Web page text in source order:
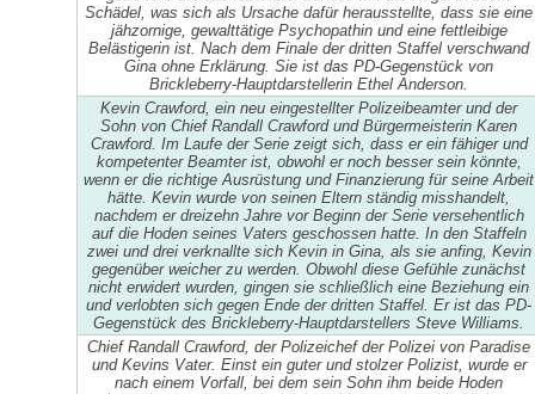
Schädel, was sich als Ursache dafür herausstellte, dass sie eine
jähzornige, gewalttätige Psychopathin und eine fettleibige
Belästigerin ist. Nach dem Finale der dritten Staffel verschwand
Gina ohne Erklärung. Sie ist das PD-Gegenstück von
Brickleberry-Hauptdarstellerin Ethel Anderson.
Kevin Crawford, ein neu eingestellter Polizeibeamter und der
Sohn von Chief Randall Crawford und Bürgermeisterin Karen
Crawford. Im Laufe der Serie zeigt sich, dass er ein fähiger und
kompetenter Beamter ist, obwohl er noch besser sein könnte,
wenn er die richtige Ausrüstung und Finanzierung für seine Arbeit
hätte. Kevin wurde von seinen Eltern ständig misshandelt,
nachdem er dreizehn Jahre vor Beginn der Serie versehentlich
auf die Hoden seines Vaters geschossen hatte. In den Staffeln
zwei und drei verknallte sich Kevin in Gina, als sie anfing, Kevin
gegenüber weicher zu werden. Obwohl diese Gefühle zunächst
nicht erwidert wurden, gingen sie schließlich eine Beziehung ein
und verlobten sich gegen Ende der dritten Staffel. Er ist das PD-
Gegenstück des Brickleberry-Hauptdarstellers Steve Williams.
Chief Randall Crawford, der Polizeichef der Polizei von Paradise
und Kevins Vater. Einst ein guter und stolzer Polizist, wurde er
nach einem Vorfall, bei dem sein Sohn ihm beide Hoden